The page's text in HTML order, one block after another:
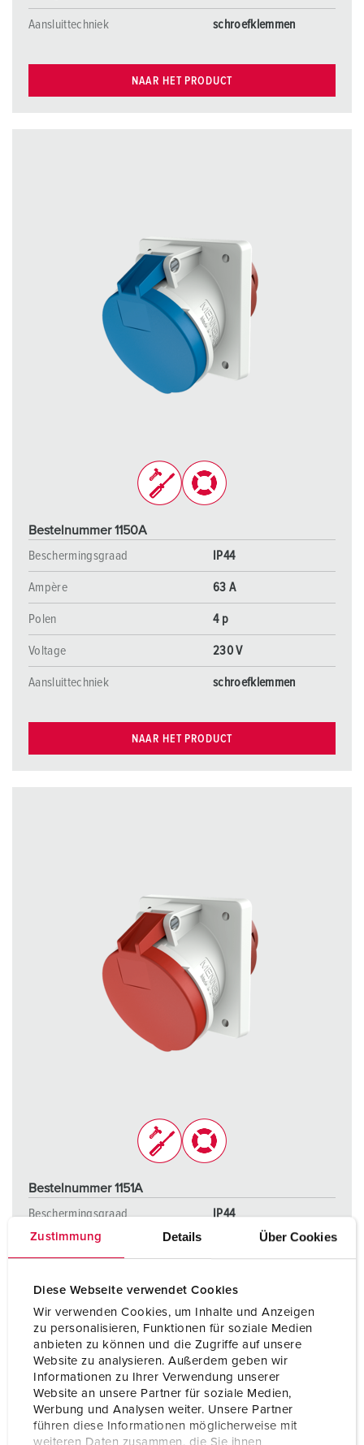
Zustimmung Details Über Cookies
Diese Webseite verwendet Cookies
Wir verwenden Cookies, um Inhalte und Anzeigen
zu personalisieren, Funktionen für soziale Medien
anbieten zu können und die Zugriffe auf unsere
Website zu analysieren. Außerdem geben wir
Informationen zu Ihrer Verwendung unserer
Website an unsere Partner für soziale Medien,
Werbung und Analysen weiter. Unsere Partner
führen diese Informationen möglicherweise mit
weiteren Daten zusammen, die Sie ihnen
Aansluittechniek schroefklemmen
NAAR HET PRODUCT
Bestelnummer 1150A
Beschermingsgraad
IP44
Ampère 63 A
Polen 4 p
Voltage 230 V
Aansluittechniek schroefklemmen
NAAR HET PRODUCT
Bestelnummer 1151A
Beschermingsgraad
IP44
Voltage 400 V
Aansluittechniek schroefklemmen
NAAR HET PRODUCT